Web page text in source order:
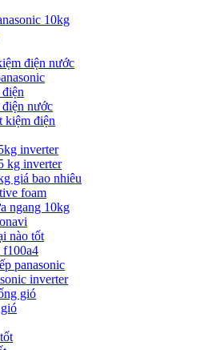
10kg
điện nước
nước
kiệm điện
inverter
kg inverter
giá bao nhiêu
foam
ngang 10kg
nào tốt
f100a4
panasonic
inverter
gió